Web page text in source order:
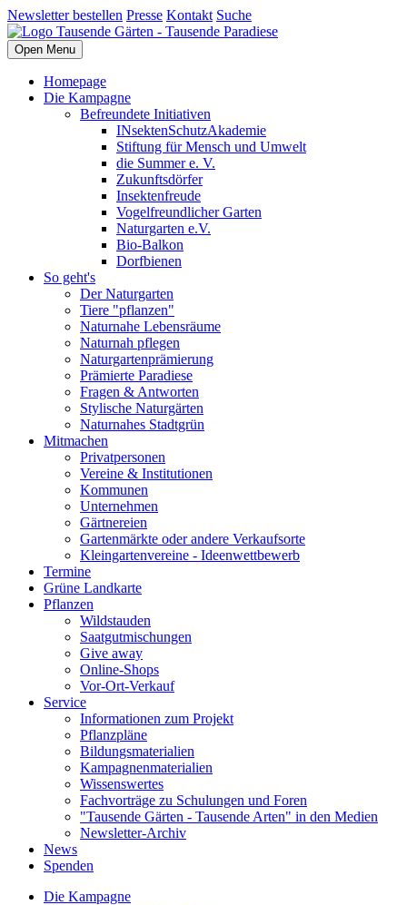
Newsletter bestellen Presse Kontakt Suche
Open Menu
Homepage
Die Kampagne
Befreundete Initiativen
INsektenSchutzAkademie
Stiftung für Mensch und Umwelt
die Summer e. V.
Zukunftsdörfer
Insektenfreude
Vogelfreundlicher Garten
Naturgarten e.V.
Bio-Balkon
Dorfbienen
So geht's
Der Naturgarten
Tiere "pflanzen"
Naturnahe Lebensräume
Naturnah pflegen
Naturgartenprämierung
Prämierte Paradiese
Fragen & Antworten
Stylische Naturgärten
Naturnahes Stadtgrün
Mitmachen
Privatpersonen
Vereine & Institutionen
Kommunen
Unternehmen
Gärtnereien
Gartenmärkte oder andere Verkaufsorte
Kleingartenvereine - Ideenwettbewerb
Termine
Grüne Landkarte
Pflanzen
Wildstauden
Saatgutmischungen
Give away
Online-Shops
Vor-Ort-Verkauf
Service
Informationen zum Projekt
Pflanzpläne
Bildungsmaterialien
Kampagnenmaterialien
Wissenswertes
Fachvorträge zu Schulungen und Foren
"Tausende Gärten - Tausende Arten" in den Medien
Newsletter-Archiv
News
Spenden
Die Kampagne